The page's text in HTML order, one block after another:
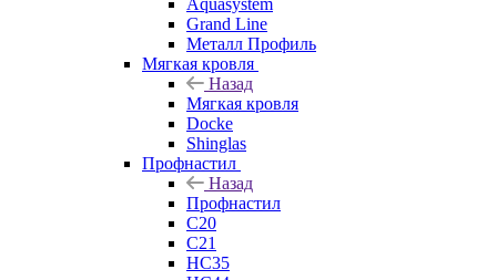
Aquasystem
Grand Line
Металл Профиль
Мягкая кровля
Назад
Мягкая кровля
Docke
Shinglas
Профнастил
Назад
Профнастил
C20
C21
НС35